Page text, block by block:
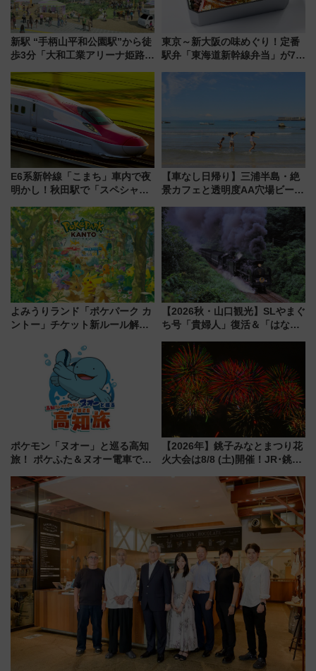
新駅 “手柄山平和公園駅”から徒
歩3分「大和工業アリーナ姫路」
大相撲巡業など 豪華イベントと
アクセス
東京～新大阪の味めぐり！定番
駅弁「東海道新幹線弁当」が7月
E6系新幹線「こまち」車内で夜
明かし！秋田駅で「スペシャル
法は？
【車なし日帰り】三浦半島・絶
景カフェと透明度AA穴場ビーチ
用してストレスフリー旅へ行こ
う！
よみうりランド「ポケパーク カ
ントー」チケット新ルール解
本人確認が11月スタート
【2026秋・山口観光】SLやまぐ
ち号「貴婦人」復活＆「はなあ
注目観光列車まとめ きっぷの取
り方は？
ポケモン「ヌオー」と巡る高知
旅！ ポケふた＆ヌオー電車で楽
路の絶景と絶品グルメを満喫！
（7月18日スタート）
【2026年】銚子みなとまつり花
火大会は8/8 (土)開催！JR･銚子
報、利根川に咲く8,000発の大迫